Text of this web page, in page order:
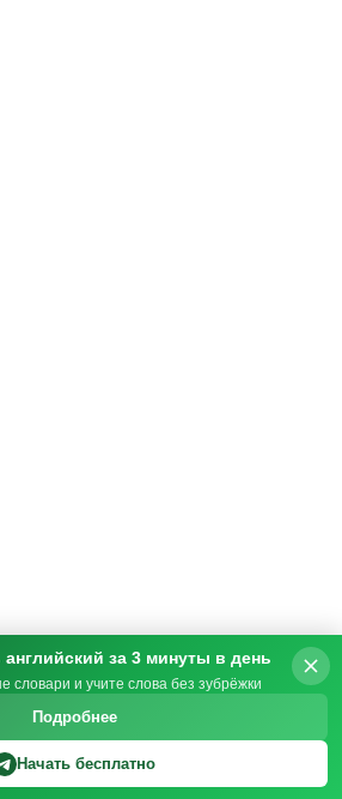
английский за 3 минуты в день
словари и учите слова без зубрёжки
Подробнее
Начать бесплатно